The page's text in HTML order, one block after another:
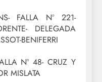
FALLA Nº 221-
DELEGADA
BENIFERRI
Nº 48- CRUZ Y
MISLATA